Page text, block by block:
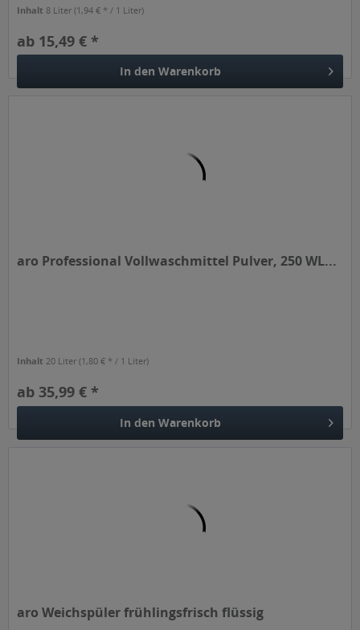
Inhalt 8 Liter(1,94 € * / 1 Liter)
ab 15,49 € *
In den Warenkorb
aro Professional Vollwaschmittel Pulver, 250 WL...
Inhalt20 Liter(1,80 € * / 1 Liter)
ab 35,99 € *
In den Warenkorb
aro Weichspüler frühlingsfrisch flüssig